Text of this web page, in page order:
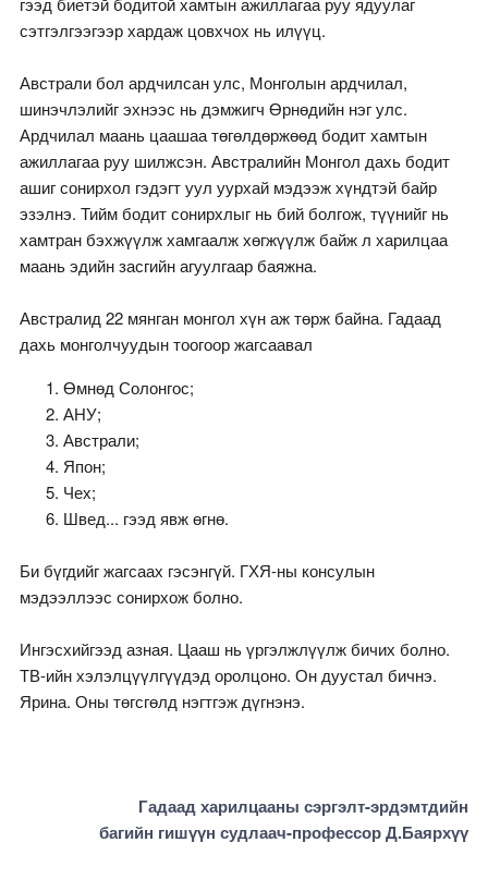
сэтгэлгээгээр хардаж цовхчох нь илүүц.
Австрали бол ардчилсан улс, Монголын ардчилал,
шинэчлэлийг эхнээс нь дэмжигч Өрнөдийн нэг улс.
Ардчилал маань цаашаа төгөлдөржөөд бодит хамтын
ажиллагаа руу шилжсэн. Австралийн Монгол дахь бодит
ашиг сонирхол гэдэгт уул уурхай мэдээж хүндтэй байр
эзэлнэ. Тийм бодит сонирхлыг нь бий болгож, түүнийг нь
хамтран бэхжүүлж хамгаалж хөгжүүлж байж л харилцаа
маань эдийн засгийн агуулгаар баяжна.
Австралид 22 мянган монгол хүн аж төрж байна. Гадаад
дахь монголчуудын тоогоор жагсаавал
Өмнөд Солонгос;
АНУ;
Австрали;
Япон;
Чех;
Швед... гээд явж өгнө.
Би бүгдийг жагсаах гэсэнгүй. ГХЯ-ны консулын
мэдээллээс сонирхож болно.
Ингэсхийгээд азная. Цааш нь үргэлжлүүлж бичих болно.
ТВ-ийн хэлэлцүүлгүүдэд оролцоно. Он дуустал бичнэ.
Ярина. Оны төгсгөлд нэгтгэж дүгнэнэ.
Гадаад харилцааны сэргэлт-эрдэмтдийн
багийн гишүүн судлаач-профессор Д.Баярхүү